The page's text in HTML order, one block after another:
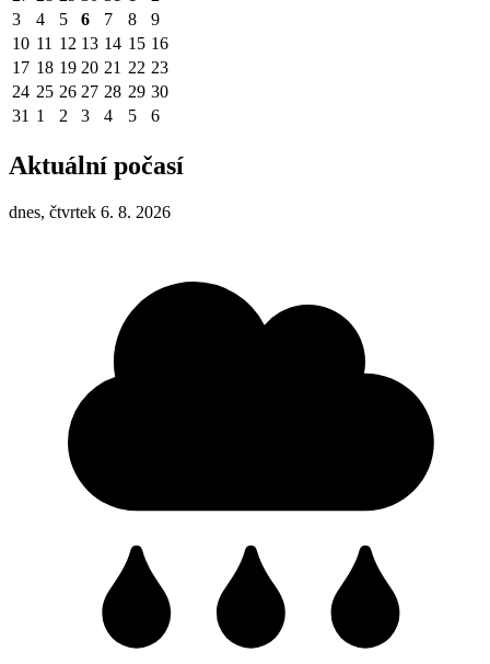
3
4 5 6 7 8
9
10 11 12 13 14 15 16
17 18 19 20 21 22 23
24 25 26 27 28 29 30
31 1 2 3 4 5 6
Aktuální počasí
dnes, čtvrtek 6. 8. 2026